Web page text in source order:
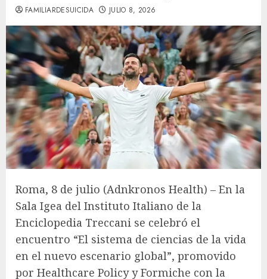
FAMILIARDESUICIDA JULIO 8, 2026
Roma, 8 de julio (Adnkronos Health) – En la
Sala Igea del Instituto Italiano de la
Enciclopedia Treccani se celebró el
encuentro “El sistema de ciencias de la vida
en el nuevo escenario global”, promovido
por Healthcare Policy y Formiche con la